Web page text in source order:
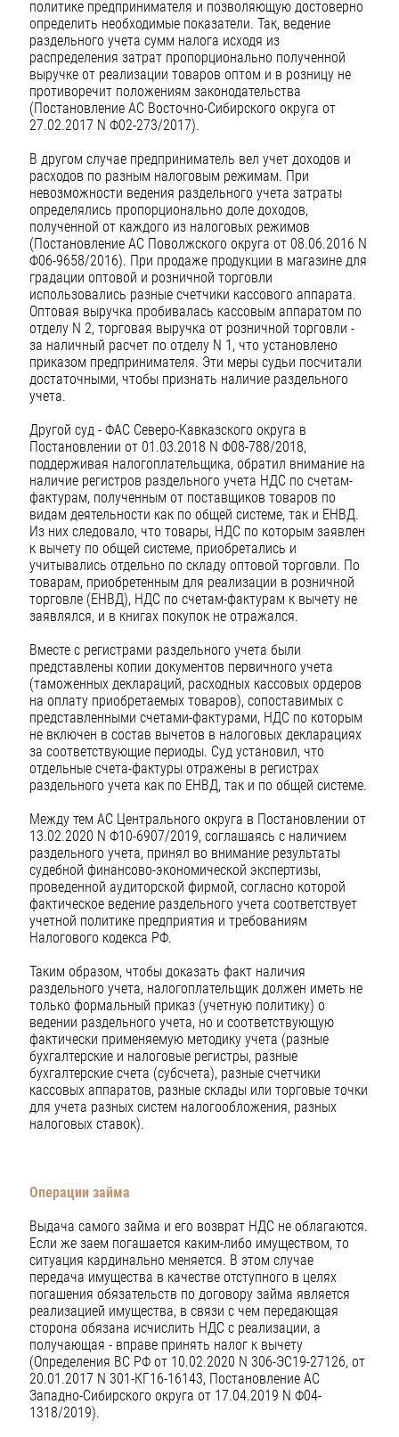
политике предпринимателя и позволяющую достоверно
определить необходимые показатели. Так, ведение
раздельного учета сумм налога исходя из
распределения затрат пропорционально полученной
выручке от реализации товаров оптом и в розницу не
противоречит положениям законодательства
(Постановление АС Восточно-Сибирского округа от
27.02.2017 N Ф02-273/2017).
В другом случае предприниматель вел учет доходов и
расходов по разным налоговым режимам. При
невозможности ведения раздельного учета затраты
определялись пропорционально доле доходов,
полученной от каждого из налоговых режимов
(Постановление АС Поволжского округа от 08.06.2016 N
Ф06-9658/2016). При продаже продукции в магазине для
градации оптовой и розничной торговли
использовались разные счетчики кассового аппарата.
Оптовая выручка пробивалась кассовым аппаратом по
отделу N 2, торговая выручка от розничной торговли -
за наличный расчет по отделу N 1, что установлено
приказом предпринимателя. Эти меры судьи посчитали
достаточными, чтобы признать наличие раздельного
учета.
Другой суд - ФАС Северо-Кавказского округа в
Постановлении от 01.03.2018 N Ф08-788/2018,
поддерживая налогоплательщика, обратил внимание на
наличие регистров раздельного учета НДС по счетам-
фактурам, полученным от поставщиков товаров по
видам деятельности как по общей системе, так и ЕНВД.
Из них следовало, что товары, НДС по которым заявлен
к вычету по общей системе, приобретались и
учитывались отдельно по складу оптовой торговли. По
товарам, приобретенным для реализации в розничной
торговле (ЕНВД), НДС по счетам-фактурам к вычету не
заявлялся, и в книгах покупок не отражался.
Вместе с регистрами раздельного учета были
представлены копии документов первичного учета
(таможенных деклараций, расходных кассовых ордеров
на оплату приобретаемых товаров), сопоставимых с
представленными счетами-фактурами, НДС по которым
не включен в состав вычетов в налоговых декларациях
за соответствующие периоды. Суд установил, что
отдельные счета-фактуры отражены в регистрах
раздельного учета как по ЕНВД, так и по общей системе.
Между тем АС Центрального округа в Постановлении от
13.02.2020 N Ф10-6907/2019, соглашаясь с наличием
раздельного учета, принял во внимание результаты
судебной финансово-экономической экспертизы,
проведенной аудиторской фирмой, согласно которой
фактическое ведение раздельного учета соответствует
учетной политике предприятия и требованиям
Налогового кодекса РФ.
Таким образом, чтобы доказать факт наличия
раздельного учета, налогоплательщик должен иметь не
только формальный приказ (учетную политику) о
ведении раздельного учета, но и соответствующую
фактически применяемую методику учета (разные
бухгалтерские и налоговые регистры, разные
бухгалтерские счета (субсчета), разные счетчики
кассовых аппаратов, разные склады или торговые точки
для учета разных систем налогообложения, разных
налоговых ставок).
Операции займа
Выдача самого займа и его возврат НДС не облагаются.
Если же заем погашается каким-либо имуществом, то
ситуация кардинально меняется. В этом случае
передача имущества в качестве отступного в целях
погашения обязательств по договору займа является
реализацией имущества, в связи с чем передающая
сторона обязана исчислить НДС с реализации, а
получающая - вправе принять налог к вычету
(Определения ВС РФ от 10.02.2020 N 306-ЭС19-27126, от
20.01.2017 N 301-КГ16-16143, Постановление АС
Западно-Сибирского округа от 17.04.2019 N Ф04-
1318/2019).